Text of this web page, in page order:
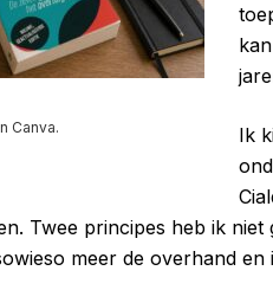
Canva.
Ik
Twee principes heb ik
meer de overhand en